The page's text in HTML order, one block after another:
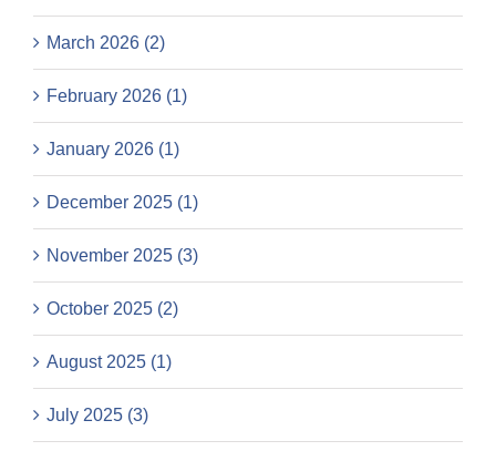
March 2026 (2)
February 2026 (1)
January 2026 (1)
December 2025 (1)
November 2025 (3)
October 2025 (2)
August 2025 (1)
July 2025 (3)